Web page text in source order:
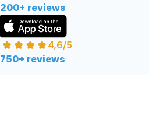
200+ reviews
4,6/5
750+ reviews